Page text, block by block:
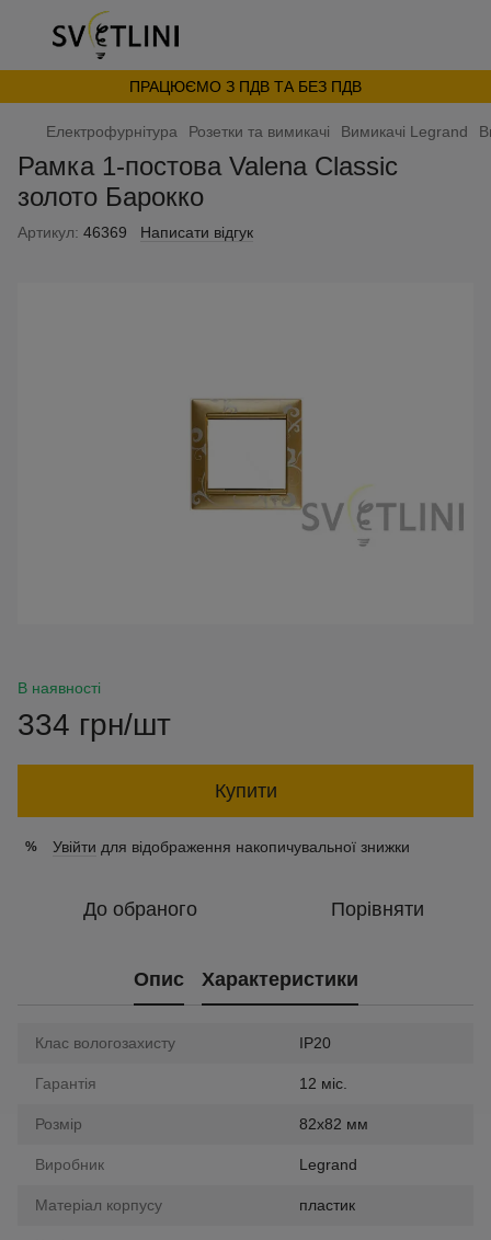
ПРАЦЮЄМО З ПДВ ТА БЕЗ ПДВ
Електрофурнітура Розетки та вимикачі Вимикачі Legrand
Рамка 1-постова Valena Classic
золото Барокко
Артикул: 46369 Написати відгук
В наявності
334 грн/шт
Купити
% Увійти для відображення накопичувальної знижки
До обраного Порівняти
Опис Характеристики
Клас вологозахисту IP20
Гарантія 12 міс.
Розмір 82х82 мм
Виробник Legrand
Матеріал корпусу пластик